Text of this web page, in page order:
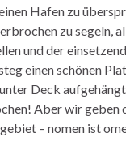
Hafen zu
zu segeln,
und der
einen schönen
Deck
Aber wir
– nomen ist